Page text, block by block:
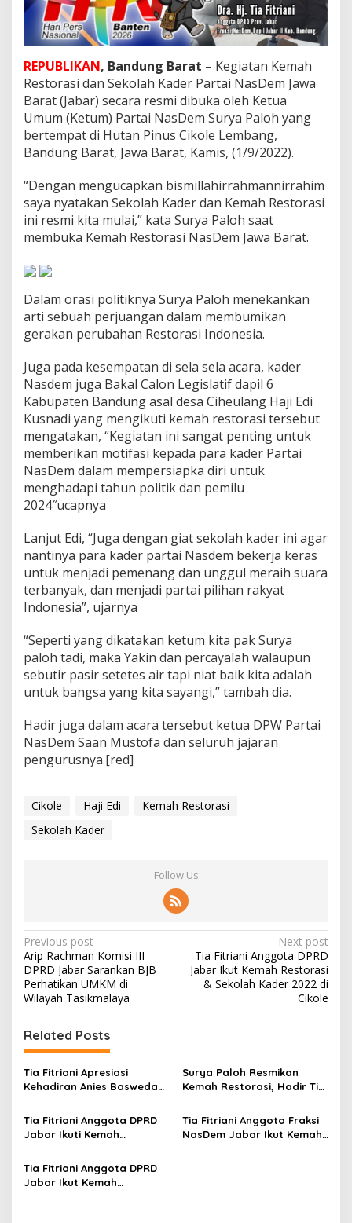
a
n
S
e
k
o
l
a
h
K
a
e
r
2
0
2
C
i
k
e
REPUBLIKAN, Bandung Barat – Kegiatan Kemah
Restorasi dan Sekolah Kader Partai NasDem Jawa
Barat (Jabar) secara resmi dibuka oleh Ketua
Umum (Ketum) Partai NasDem Surya Paloh yang
bertempat di Hutan Pinus Cikole Lembang,
Bandung Barat, Jawa Barat, Kamis, (1/9/2022).
“Dengan mengucapkan bismillahirrahmannirrahim
saya nyatakan Sekolah Kader dan Kemah Restorasi
ini resmi kita mulai,” kata Surya Paloh saat
membuka Kemah Restorasi NasDem Jawa Barat.
Dalam orasi politiknya Surya Paloh menekankan
arti sebuah perjuangan dalam membumikan
gerakan perubahan Restorasi Indonesia.
Juga pada kesempatan di sela sela acara, kader
Nasdem juga Bakal Calon Legislatif dapil 6
Kabupaten Bandung asal desa Ciheulang Haji Edi
Kusnadi yang mengikuti kemah restorasi tersebut
mengatakan, “Kegiatan ini sangat penting untuk
memberikan motifasi kepada para kader Partai
NasDem dalam mempersiapka diri untuk
menghadapi tahun politik dan pemilu
2024″ucapnya
Lanjut Edi, “Juga dengan giat sekolah kader ini agar
nantinya para kader partai Nasdem bekerja keras
untuk menjadi pemenang dan unggul meraih suara
terbanyak, dan menjadi partai pilihan rakyat
Indonesia”, ujarnya
“Seperti yang dikatakan ketum kita pak Surya
paloh tadi, maka Yakin dan percayalah walaupun
sebutir pasir setetes air tapi niat baik kita adalah
untuk bangsa yang kita sayangi,” tambah dia.
Hadir juga dalam acara tersebut ketua DPW Partai
NasDem Saan Mustofa dan seluruh jajaran
pengurusnya.[red]
Cikole Haji Edi
Kemah Restorasi
Sekolah Kader
Follow Us
P
o
s
t
n
a
v
i
g
a
t
i
Previous post
Arip Rachman Komisi III
DPRD Jabar Sarankan BJB
Perhatikan UMKM di
Wilayah Tasikmalaya
Next post
Tia Fitriani Anggota DPRD
Jabar Ikut Kemah Restorasi
& Sekolah Kader 2022 di
Cikole
Related Posts
Tia Fitriani Apresiasi
Kehadiran Anies Baswedan
NasDem, Jabar adalah
Kunci
Surya Paloh Resmikan
Kemah Restorasi, Hadir Tia
Jabar
Tia Fitriani Anggota DPRD
Jabar Ikuti Kemah
Gelombang 1
Tia Fitriani Anggota Fraksi
NasDem Jabar Ikut Kemah
Tia Fitriani Anggota DPRD
Jabar Ikut Kemah